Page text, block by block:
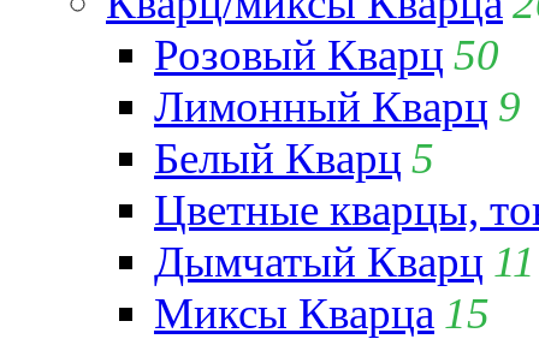
Розовый Кварц 50
Лимонный Кварц 9
Белый Кварц 5
Цветные кварцы,
Дымчатый Кварц 11
Миксы Кварца 15